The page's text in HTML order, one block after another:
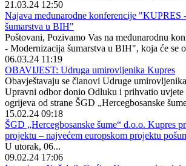
21.03.24 12:50
Najava međunarodne konferencije "KUPRES
šumarstva u BIH"
Poštovani, Pozivamo Vas na međunarodnu
- Modernizacija šumarstva u BIH", koja će se
06.03.24 11:19
OBAVIJEST: Udruga umirovljenika Kupres
Obavještavaju se članovi Udruge
Upravni odbor donio Odluku i prihvatio
ogrijeva od strane ŠGD „Hercegbosanske
15.02.24 09:18
ŠGD „Hercegbosanske šume“ d.o.o. Kupres
projektu – najvećem europskom projektu
U utorak, 06...
09.02.24 17:06